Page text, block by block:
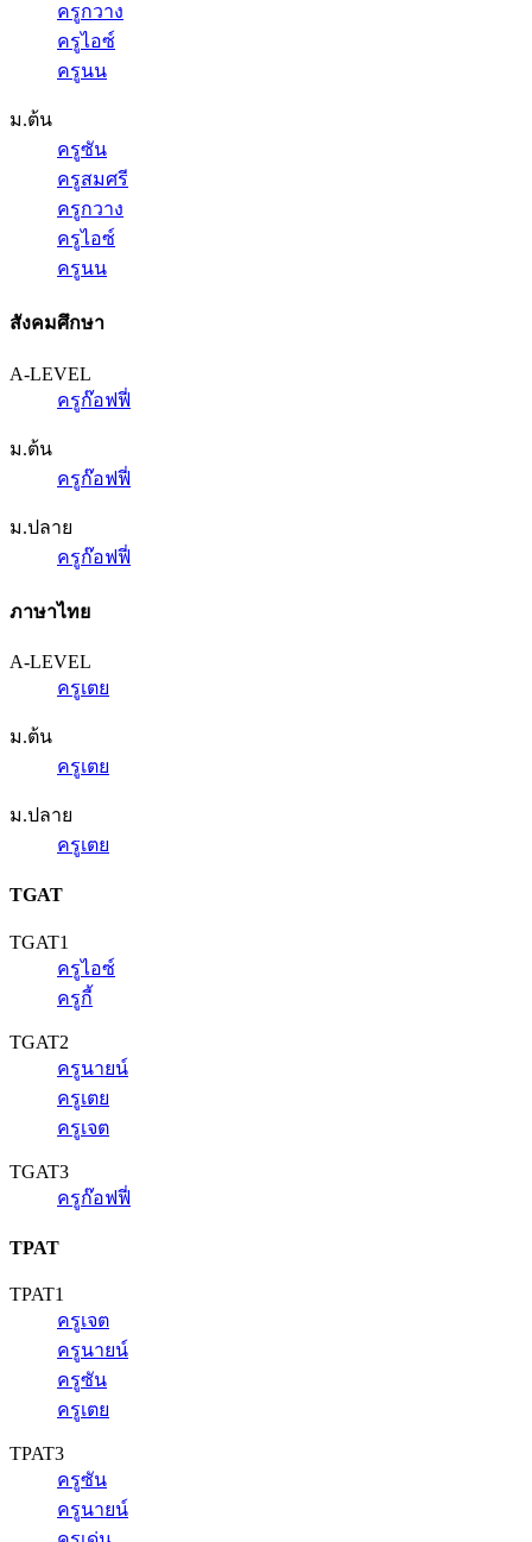
ครูกวาง
ครูไอซ์
ครูนน
ม.ต้น
ครูซัน
ครูสมศรี
ครูกวาง
ครูไอซ์
ครูนน
สังคมศึกษา
A-LEVEL
ครูก๊อฟฟี่
ม.ต้น
ครูก๊อฟฟี่
ม.ปลาย
ครูก๊อฟฟี่
ภาษาไทย
A-LEVEL
ครูเตย
ม.ต้น
ครูเตย
ม.ปลาย
ครูเตย
TGAT
TGAT1
ครูไอซ์
ครูกี้
TGAT2
ครูนายน์
ครูเตย
ครูเจต
TGAT3
ครูก๊อฟฟี่
TPAT
TPAT1
ครูเจต
ครูนายน์
ครูซัน
ครูเตย
TPAT3
ครูซัน
ครูนายน์